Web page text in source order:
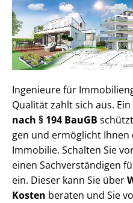
Ingenieure für
Qualität zahlt sich aus. Ein
nach § 194 BauGB
gen und ermöglicht
Immobilie. Schalten Sie
einen Sach­ver­stän­di­gen
ein. Dieser kann Sie über
Kosten beraten und Sie